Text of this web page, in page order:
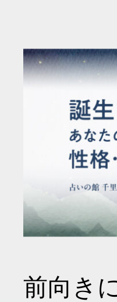
前向き